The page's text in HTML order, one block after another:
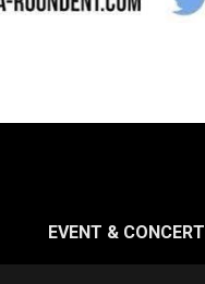
EVENT & CONCERT